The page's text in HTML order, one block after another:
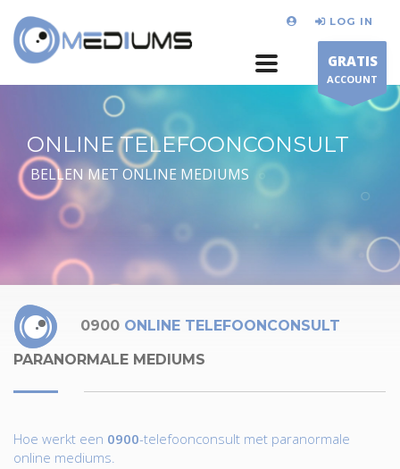
LOG IN
GRATIS
ACCOUNT
ONLINE TELEFOONCONSULT
BELLEN MET ONLINE MEDIUMS
0900 ONLINE TELEFOONCONSULT
PARANORMALE MEDIUMS
Hoe werkt een 0900-telefoonconsult met paranormale
online mediums.